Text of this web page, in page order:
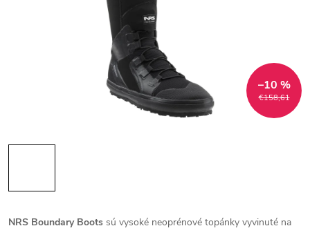
€158,61
–10 %
NRS Boundary Boots sú vysoké neoprénové topánky vyvinuté na